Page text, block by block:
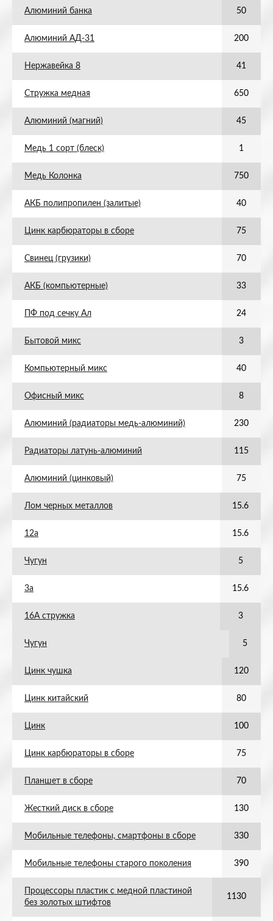
Алюминий банка 50
Алюминий АД-31 200
Нержавейка 8 41
Стружка медная 650
Алюминий (магний) 45
Медь 1 сорт (блеск) 1
Медь Колонка 750
АКБ полипропилен (залитые) 40
Цинк карбюраторы в сборе 75
Свинец (грузики) 70
АКБ (компьютерные) 33
ПФ под сечку Ал 24
Бытовой микс 3
Компьютерный микс 40
Офисный микс 8
Алюминий (радиаторы медь-алюминий) 230
Радиаторы латунь-алюминий 115
Алюминий (цинковый) 75
Лом черных металлов 15.6
12а 15.6
Чугун 5
3а 15.6
16А стружка 3
Чугун 5
Цинк чушка 120
Цинк китайский 80
Цинк 100
Цинк карбюраторы в сборе 75
Планшет в сборе 70
Жесткий диск в сборе 130
Мобильные телефоны, смартфоны в сборе 330
Мобильные телефоны старого поколения 390
Процессоры пластик с медной пластиной
без золотых штифтов
1130